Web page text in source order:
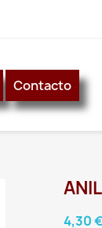
Contacto
4,30 €